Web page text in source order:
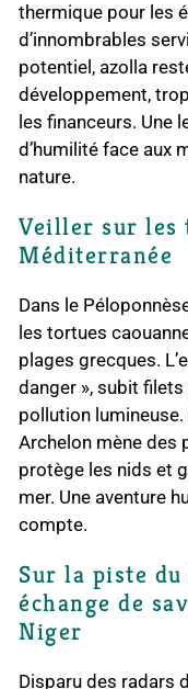
thermique pour les
d’innombrables
potentiel, azolla
développement,
les financeurs. Une
d’humilité face aux
nature.
Veiller sur les
Méditerranée
Dans le
les tortues
plages grecques.
danger », subit
pollution lumineuse.
Archelon mène des
protège les nids et
mer. Une aventure
compte.
Sur la piste
échange de
Niger
Disparu des radars